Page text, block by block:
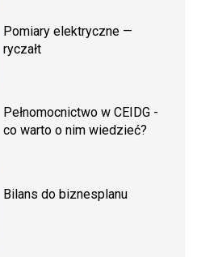
Pomiary elektryczne —
ryczałt
Pełnomocnictwo w CEIDG -
co warto o nim wiedzieć?
Bilans do biznesplanu